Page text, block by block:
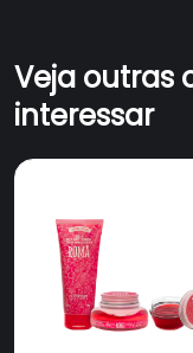
Veja outras
interessar